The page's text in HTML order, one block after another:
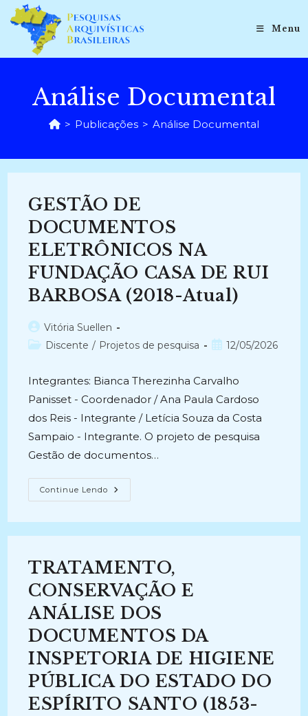
para
conteúdo
Menu
Análise Documental
> Publicações > Análise Documental
GESTÃO DE
DOCUMENTOS
ELETRÔNICOS NA
FUNDAÇÃO CASA DE RUI
BARBOSA (2018-Atual)
Autor
do
Vitória Suellen
Categoria
Discente / Projetos de pesquisa
Post12/05/2026
Integrantes: Bianca Therezinha Carvalho
Panisset - Coordenador / Ana Paula Cardoso
dos Reis - Integrante / Letícia Souza da Costa
Sampaio - Integrante. O projeto de pesquisa
Gestão de documentos…
Continue Lendo GESTÃO
DE
FUNDAÇÃO
RUI
BARBOSA
(2018-
Atual)
TRATAMENTO,
CONSERVAÇÃO E
ANÁLISE DOS
DOCUMENTOS DA
INSPETORIA DE HIGIENE
PÚBLICA DO ESTADO DO
ESPÍRITO SANTO (1853-